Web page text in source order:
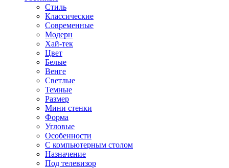
Стиль
Классические
Современные
Модерн
Хай-тек
Цвет
Белые
Венге
Светлые
Темные
Размер
Мини стенки
Форма
Угловые
Особенности
С компьютерным столом
Назначение
Под телевизор